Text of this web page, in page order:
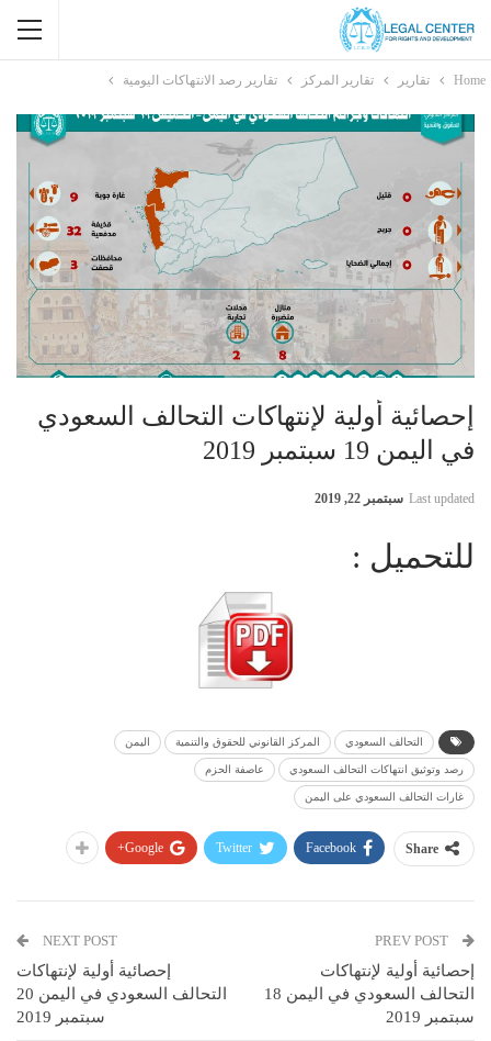
Home تقارير تقارير المركز تقارير رصد الانتهاكات اليومية
إحصائية أولية لإنتهاكات التحالف السعودي
في اليمن 19 سبتمبر 2019
Last updated سبتمبر 22, 2019
للتحميل :
التحالف السعودي المركز القانوني للحقوق والتنمية اليمن
رصد وتوثيق انتهاكات التحالف السعودي عاصفة الحزم
غارات التحالف السعودي على اليمن
Share
Facebook
Twitter
Google+
إحصائية أولية لإنتهاكات
التحالف السعودي في اليمن 18
سبتمبر 2019
NEXT POST
إحصائية أولية لإنتهاكات
التحالف السعودي في اليمن 20
سبتمبر 2019